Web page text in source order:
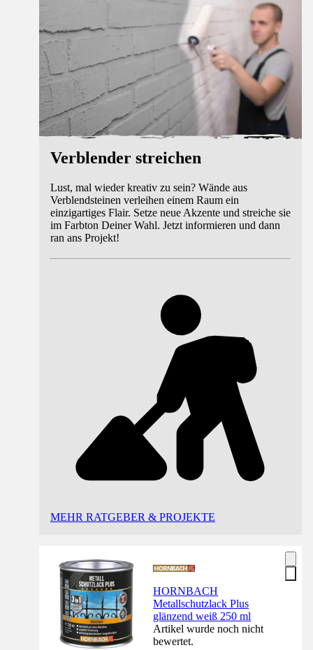
Verblender streichen
Lust, mal wieder kreativ zu sein? Wände aus
Verblendsteinen verleihen einem Raum ein
einzigartiges Flair. Setze neue Akzente und streiche sie
im Farbton Deiner Wahl. Jetzt informieren und dann
ran ans Projekt!
MEHR RATGEBER & PROJEKTE
HORNBACH
Metallschutzlack Plus
glänzend weiß 250 ml
Artikel wurde noch nicht
bewertet.